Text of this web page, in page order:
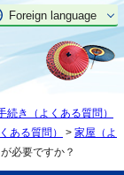
Foreign language
続き（よくある質問）
ある質問） > 家屋（よ
必要ですか？